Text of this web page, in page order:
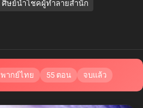
ศิษย์นำโชคผู้ทำลายสำนัก
พากย์ไทย 55 ตอน จบแล้ว